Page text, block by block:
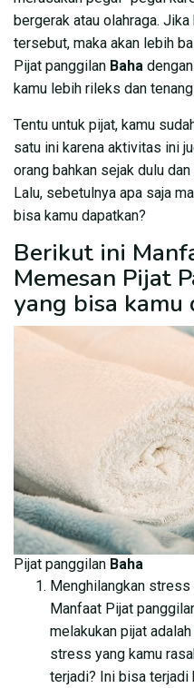
bergerak atau olahraga.
tersebut, maka akan lebih
Pijat panggilan Baha
kamu lebih rileks dan tenang
Tentu untuk pijat, kamu
satu ini karena aktivitas ini
orang bahkan sejak dulu
Lalu, sebetulnya apa saja
bisa kamu dapatkan?
Berikut ini
Memesan Pijat
yang bisa kamu
Pijat panggilan Baha
Menghilangkan stress
Manfaat Pijat
melakukan pijat
stress yang kamu
terjadi? Ini bisa terjadi